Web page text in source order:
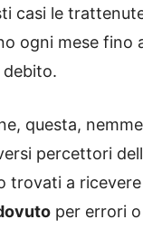
casi le
ogni mese fino
debito.
questa,
percettori
trovati a ricevere
per errori